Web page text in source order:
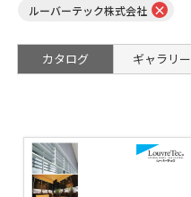
ルーバーテック株式会社 ×
カタログ ギャラリー